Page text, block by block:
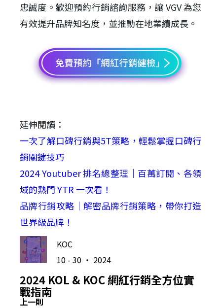
KOC
10 - 30 ‧ 2024
2024 KOL & KOC 網紅行銷全方位實
戰指南
上一則
忠誠度。歡迎預約行銷諮詢服務，讓 VGV 為您
有效提升品牌知名度，並推動在地業績成長。
延伸閱讀：
一次了解口碑行銷與5T策略，輕鬆掌握口碑行
銷關鍵技巧
2024 Youtuber 排名總整理｜百萬訂閱、各領
域的熱門 YTR 一次看！
品牌行銷攻略｜解密品牌行銷策略，帶你打造
世界級品牌！